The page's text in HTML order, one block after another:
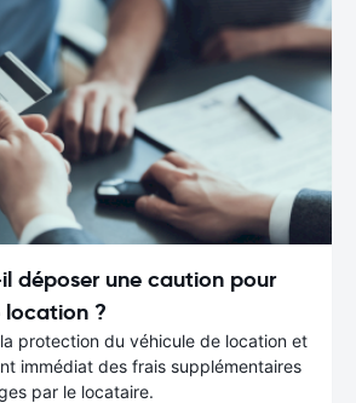
déposer une caution pour
location ?
protection du véhicule de location et
immédiat des frais supplémentaires
par le locataire.